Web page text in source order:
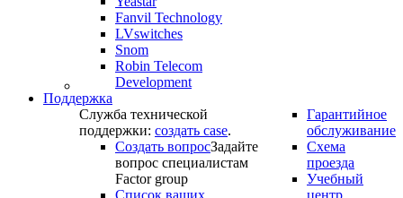
Fanvil Technology
LVswitches
Snom
Robin Telecom
Development
Поддержка
Служба технической
поддержки: создать case.
Создать вопросЗадайте
вопрос специалистам
Factor group
Гарантийное
обслуживание
Схема
проезда
Учебный